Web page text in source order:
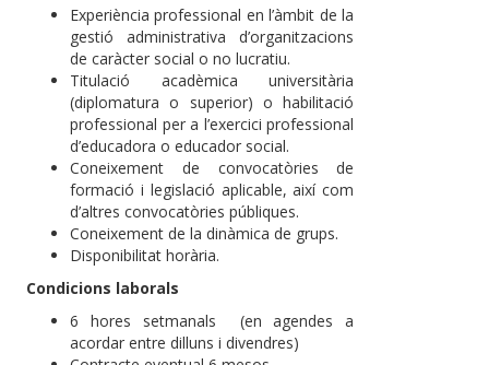
Experiència professional en l’àmbit de la
gestió administrativa d’organitzacions
de caràcter social o no lucratiu.
Titulació acadèmica universitària
(diplomatura o superior) o habilitació
professional per a l’exercici professional
d’educadora o educador social.
Coneixement de convocatòries de
formació i legislació aplicable, així com
d’altres convocatòries públiques.
Coneixement de la dinàmica de grups.
Disponibilitat horària.
Condicions laborals
6 hores setmanals (en agendes a
acordar entre dilluns i divendres)